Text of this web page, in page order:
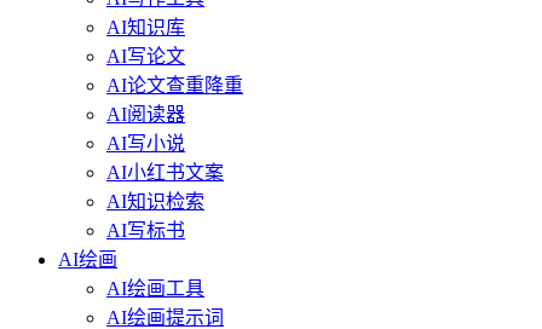
AI知识库
AI写论文
AI论文查重降重
AI阅读器
AI写小说
AI小红书文案
AI知识检索
AI写标书
AI绘画
AI绘画工具
AI绘画提示词